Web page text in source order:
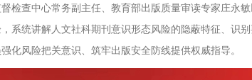
检查中心常务副主任、教育部出版质量审读专家庄永
系统讲解人文社科期刊意识形态风险的隐蔽特征、识
化风险把关意识、筑牢出版安全防线提供权威指导。